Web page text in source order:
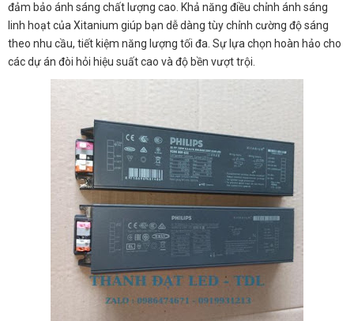
đảm bảo ánh sáng chất lượng cao. Khả năng điều chỉnh ánh sáng
linh hoạt của Xitanium giúp bạn dễ dàng tùy chỉnh cường độ sáng
theo nhu cầu, tiết kiệm năng lượng tối đa. Sự lựa chọn hoàn hảo cho
các dự án đòi hỏi hiệu suất cao và độ bền vượt trội.